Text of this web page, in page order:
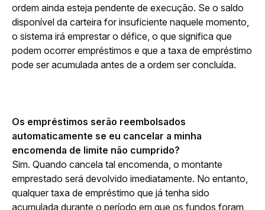
ordem ainda esteja pendente de execução. Se o saldo
disponível da carteira for insuficiente naquele momento,
o sistema irá emprestar o défice, o que significa que
podem ocorrer empréstimos e que a taxa de empréstimo
pode ser acumulada antes de a ordem ser concluída.
Os empréstimos serão reembolsados
automaticamente se eu cancelar a minha
encomenda de limite não cumprido?
Sim. Quando cancela tal encomenda, o montante
emprestado será devolvido imediatamente. No entanto,
qualquer taxa de empréstimo que já tenha sido
acumulada durante o período em que os fundos foram